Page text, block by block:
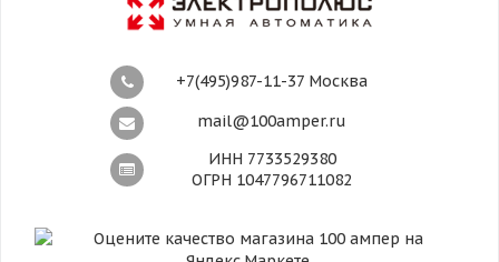
+7(495)987-11-37 Москва
mail@100amper.ru
ИНН 7733529380
ОГРН 1047796711082